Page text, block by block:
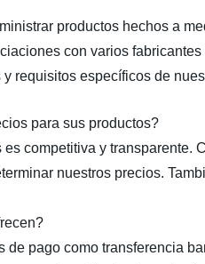
productos hechos a
con varios
requisitos específicos de
para sus productos?
competitiva y transparente.
nuestros precios.
de pago como transferencia